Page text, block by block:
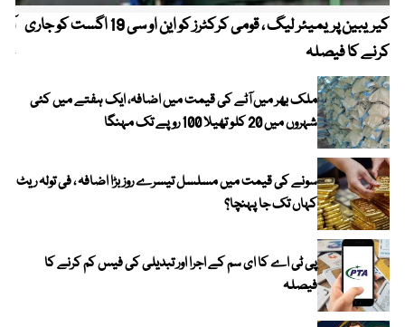
کیریبین پریمیئر لیگ ، قومی کرکٹرز کو این او سی 19 اگست کو جاری
کرنے کا فیصلہ
ملک بھر میں آٹے کی قیمت میں اضافہ، ایک ہفتے میں کئی
شہروں میں 20 کلو تھیلا 100 روپے تک مہنگا
سونے کی قیمت میں مسلسل تیسرے روز بڑا اضافہ ، فی تولہ ریٹ
کہاں تک جا پہنچا؟
پی ٹی اے کا ای سم کے اجرا اور تبدیلی کی فیس کم کرنے کا
فیصلہ